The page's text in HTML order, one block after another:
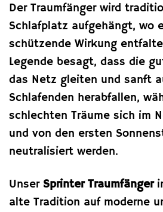
Der Traumfänger wird
Schlafplatz aufgehängt, wo
schützende Wirkung
Legende besagt, dass die
das Netz gleiten und sanft
Schlafenden herabfallen,
schlechten Träume sich im
und von den ersten
neutralisiert werden.
Unser Sprinter Traumfänger
alte Tradition auf moderne